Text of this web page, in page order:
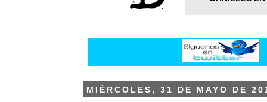
MIÉRCOLES, 31 DE MAYO DE